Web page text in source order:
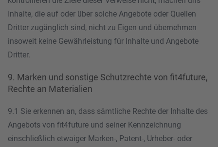
Inhalte, die auf oder über solche Angebote oder Quellen
Dritter zugänglich sind, nicht zu Eigen und übernehmen
insoweit keine Gewährleistung für Inhalte und Angebote
Dritter.
9. Marken und sonstige Schutzrechte von fit4future,
Rechte an Materialien
9.1 Sie erkennen an, dass sämtliche Rechte der Inhalte des
Angebots von fit4future und seiner Kennzeichnung
einschließlich etwaiger Marken-, Patent-, Urheber- oder